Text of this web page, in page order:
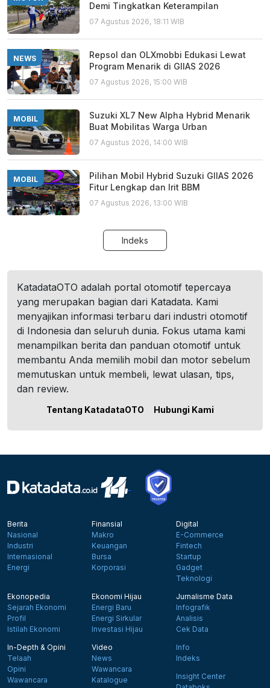
Demi Tingkatkan Keterampilan
07 Agustus 2026, 18:11 WIB
NEWS
Repsol dan OLXmobbi Edukasi Lewat
Program Menarik di GIIAS 2026
07 Agustus 2026, 15:00 WIB
MOBIL
Suzuki XL7 New Alpha Hybrid Menarik
Buat Mobilitas Warga Urban
07 Agustus 2026, 14:00 WIB
MOBIL
Pilihan Mobil Hybrid Suzuki GIIAS 2026
Fitur Lengkap dan Irit BBM
07 Agustus 2026, 13:00 WIB
Indeks
KatadataOTO adalah portal otomotif tepercaya
yang merupakan bagian dari Katadata. Kami
menyajikan informasi terbaru dari industri otomotif
di Indonesia dan seluruh dunia. Fokus utama kami
menampilkan berita dan panduan otomotif untuk
membantu Anda memilih mobil dan motor sebelum
memutuskan untuk membeli, lewat ulasan, tips,
dan review.
Tentang KatadataOTO Hubungi Kami
Berita
Nasional
Industri
Internasional
Energi
Finansial
Makro
Keuangan
Bursa
Korporasi
Digital
E-Commerce
Fintech
Startup
Gadget
Teknologi
Ekonopedia
Sejarah Ekonomi
Profil
Istilah Ekonomi
Ekonomi Hijau
Energi Baru
Energi Sirkular
Investasi Hijau
Jurnalisme Data
Infografik
Analisis
Cek Data
In-Depth & Opini
Telaah
Opini
Wawancara
Video
News
Wawancara
Katalogue
Info
Indeks
Insight Center